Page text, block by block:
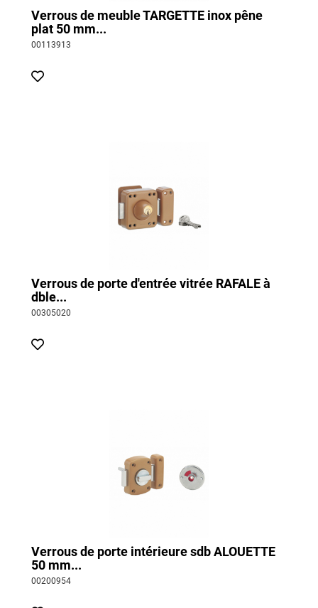
Verrous de meuble TARGETTE inox pêne
plat 50 mm...
00113913
Verrous de porte d'entrée vitrée RAFALE à
dble...
00305020
Verrous de porte intérieure sdb ALOUETTE
50 mm...
00200954